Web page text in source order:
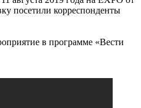
посетили корреспонденты
в программе «Вести